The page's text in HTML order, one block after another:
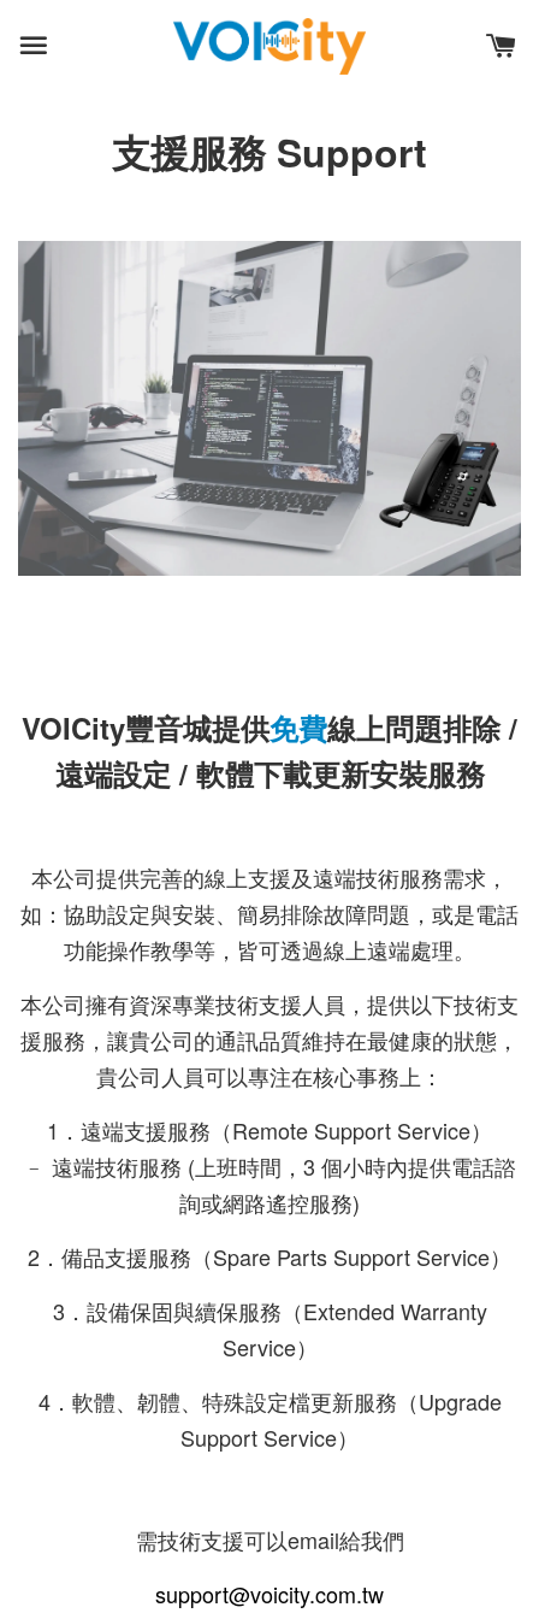
支援服務 Support
VOICity豐音城提供免費線上問題排除 /
遠端設定 / 軟體下載更新安裝服務
本公司提供完善的線上支援及遠端技術服務需求，
如：協助設定與安裝、 簡易排除故障問題 ，或是電話
功能操作教學等，皆可透過線上遠端處理。
本公司擁有資深專業技術支援人員，提供以下技術支
援服務，讓貴公司的通訊品質維持在最健康的狀態，
貴公司人員可以專注在核心事務上：
1．遠端支援服務（Remote Support Service）
﹣ 遠端技術服務 (上班時間，3 個小時內提供電話諮
詢或網路遙控服務)
2．備品支援服務（Spare Parts Support Service）
3．設備保固與續保服務（Extended Warranty
Service）
4．軟體、韌體、特殊設定檔更新服務（Upgrade
Support Service）
需技術支援可以email給我們
support@voicity.com.tw